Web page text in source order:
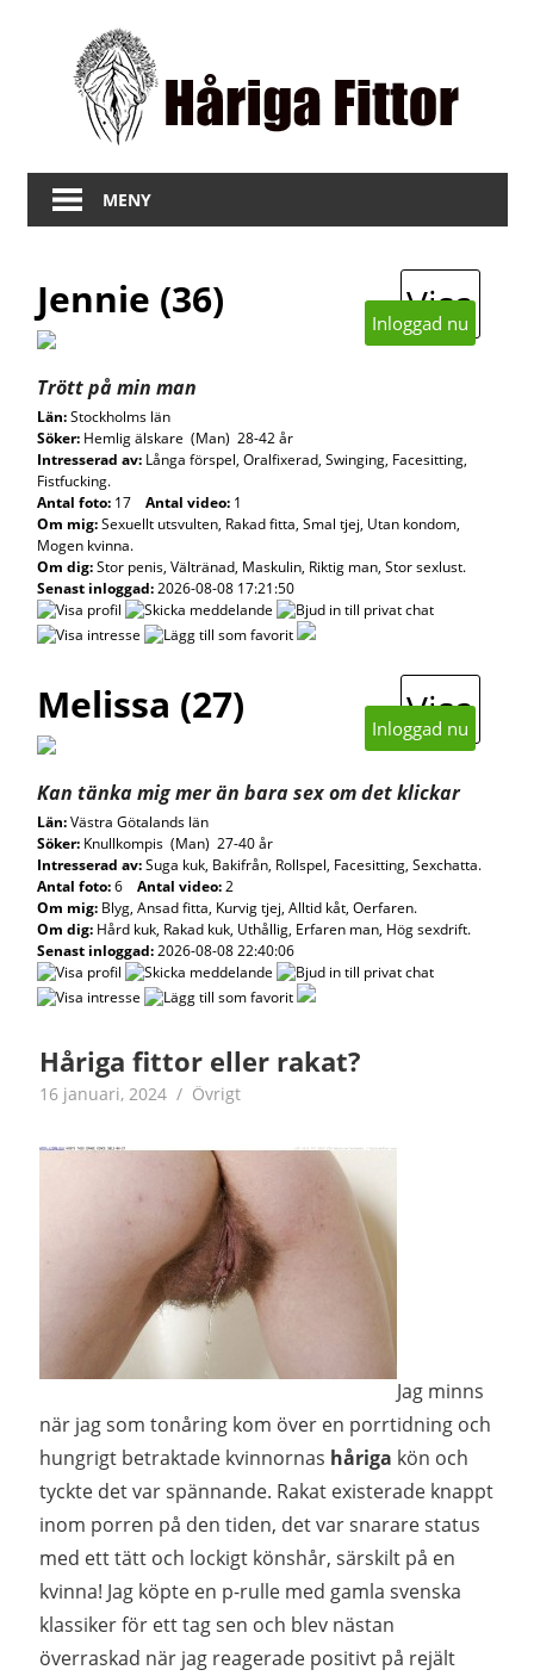
på
fitta
MENY
Jennie (36) Visa
Inloggad nu
Trött på min man
Län: Stockholms län
Söker:Hemlig älskare (Man) 28-42 år
Intresserad av: Långa förspel, Oralfixerad, Swinging, Facesitting,
Fistfucking.
Antal foto: 17 Antal video: 1
Om mig: Sexuellt utsvulten, Rakad fitta, Smal tjej, Utan kondom,
Mogen kvinna.
Om dig: Stor penis, Vältränad, Maskulin, Riktig man, Stor sexlust.
Senast inloggad: 2026-08-08 17:21:50
Melissa (27) Visa
Inloggad nu
Kan tänka mig mer än bara sex om det klickar
Län: Västra Götalands län
Söker:Knullkompis (Man) 27-40 år
Intresserad av: Suga kuk, Bakifrån, Rollspel, Facesitting, Sexchatta.
Antal foto: 6 Antal video: 2
Om mig: Blyg, Ansad fitta, Kurvig tjej, Alltid kåt, Oerfaren.
Om dig: Hård kuk, Rakad kuk, Uthållig, Erfaren man, Hög sexdrift.
Senast inloggad: 2026-08-08 22:40:06
Håriga fittor eller rakat?
16 januari, 2024 Madeleine
Övrigt
Jag minns
när jag som tonåring kom över en porrtidning och
hungrigt betraktade kvinnornas håriga kön och
tyckte det var spännande. Rakat existerade knappt
inom porren på den tiden, det var snarare status
med ett tätt och lockigt könshår, särskilt på en
kvinna! Jag köpte en p-rulle med gamla svenska
klassiker för ett tag sen och blev nästan
överraskad när jag reagerade positivt på rejält